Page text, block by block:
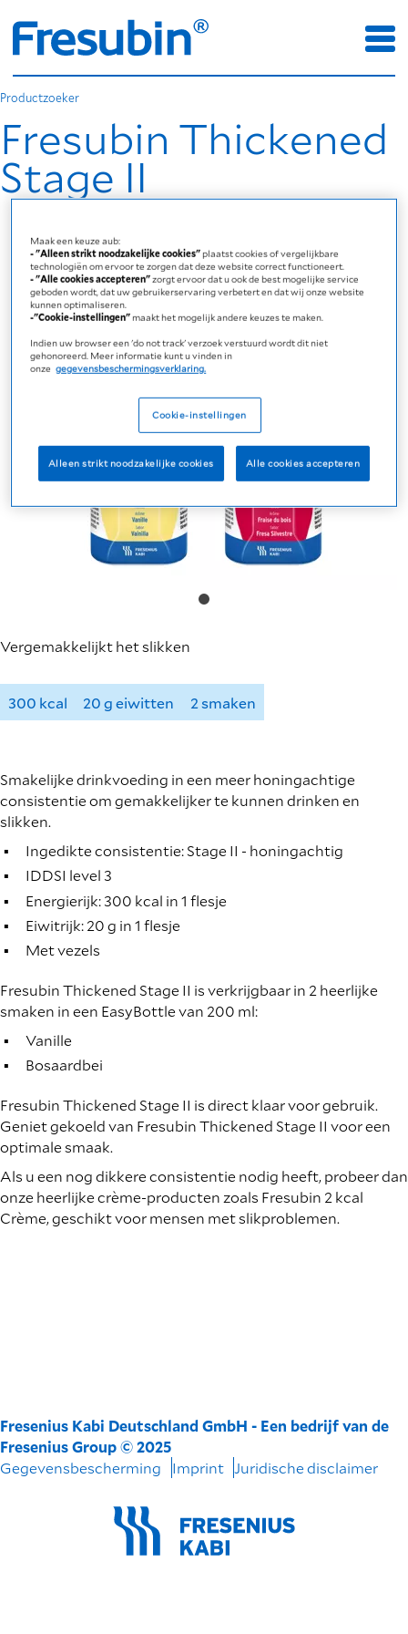
Productzoeker
Fresubin Thickened
Stage II
Vergemakkelijkt het slikken
300 kcal 20 g eiwitten 2 smaken
Smakelijke drinkvoeding in een meer honingachtige
consistentie om gemakkelijker te kunnen drinken en
slikken.
Ingedikte consistentie: Stage II - honingachtig
IDDSI level 3
Energierijk: 300 kcal in 1 flesje
Eiwitrijk: 20 g in 1 flesje
Met vezels
Fresubin Thickened Stage II is verkrijgbaar in 2 heerlijke
smaken in een EasyBottle van 200 ml:
Vanille
Bosaardbei
Fresubin Thickened Stage II is direct klaar voor gebruik.
Geniet gekoeld van Fresubin Thickened Stage II voor een
optimale smaak.
Als u een nog dikkere consistentie nodig heeft, probeer dan
onze heerlijke crème-producten zoals Fresubin 2 kcal
Crème, geschikt voor mensen met slikproblemen.
Fresenius Kabi Deutschland GmbH - Een bedrijf van de
Fresenius Group © 2025
Gegevensbescherming
Imprint Juridische disclaimer
Maak een keuze aub:
- "Alleen strikt noodzakelijke cookies"plaatst cookies of vergelijkbare
technologiën om ervoor te zorgen dat deze website correct functioneert.
- "Alle cookies accepteren"zorgt ervoor dat u ook de best mogelijke service
geboden wordt, dat uw gebruikerservaring verbetert en dat wij onze website
kunnen optimaliseren.
-"Cookie-instellingen"maakt het mogelijk andere keuzes te maken.
Indien uw browser een 'do not track' verzoek verstuurd wordt dit niet
gehonoreerd. Meer informatie kunt u vinden in
onze gegevensbeschermingsverklaring.
Cookie-instellingen
Alleen strikt noodzakelijke cookies Alle cookies accepteren